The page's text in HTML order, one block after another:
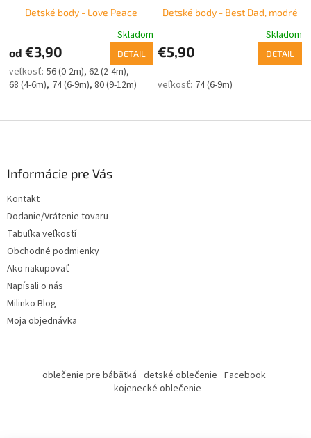
Detské body - Love Peace
Skladom
od €3,90 DETAIL
56 (0-2m) 62 (2-4m)
68 (4-6m) 74 (6-9m) 80 (9-12m)
Detské body - Best Dad, modré
Skladom
€5,90 DETAIL
74 (6-9m)
Informácie pre Vás
Kontakt
Dodanie/Vrátenie tovaru
Tabuľka veľkostí
Obchodné podmienky
Ako nakupovať
Napísali o nás
Milinko Blog
Moja objednávka
oblečenie pre bábätká detské oblečenie Facebook
kojenecké oblečenie